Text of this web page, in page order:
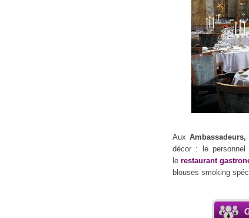
Aux
décor : le
lerestaurant
blouses smoking